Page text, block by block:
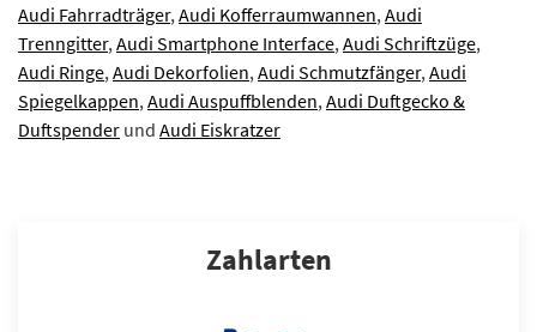
Audi Fahrradträger, Audi Kofferraumwannen, Audi
Trenngitter, Audi Smartphone Interface, Audi Schriftzüge,
Audi Ringe, Audi Dekorfolien, Audi Schmutzfänger, Audi
Spiegelkappen, Audi Auspuffblenden, Audi Duftgecko &
Duftspender und Audi Eiskratzer
Zahlarten